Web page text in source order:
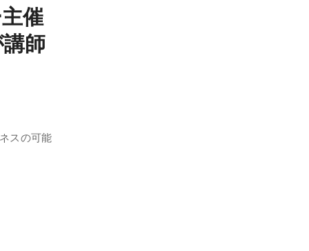
催
師
スの可能